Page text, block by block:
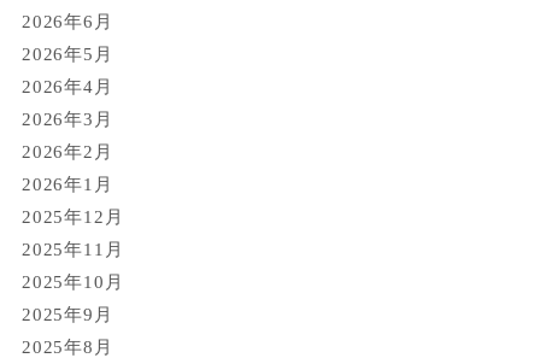
2026年6月
2026年5月
2026年4月
2026年3月
2026年2月
2026年1月
2025年12月
2025年11月
2025年10月
2025年9月
2025年8月